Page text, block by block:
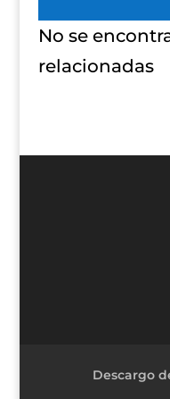
No se
relacionadas
Descargo